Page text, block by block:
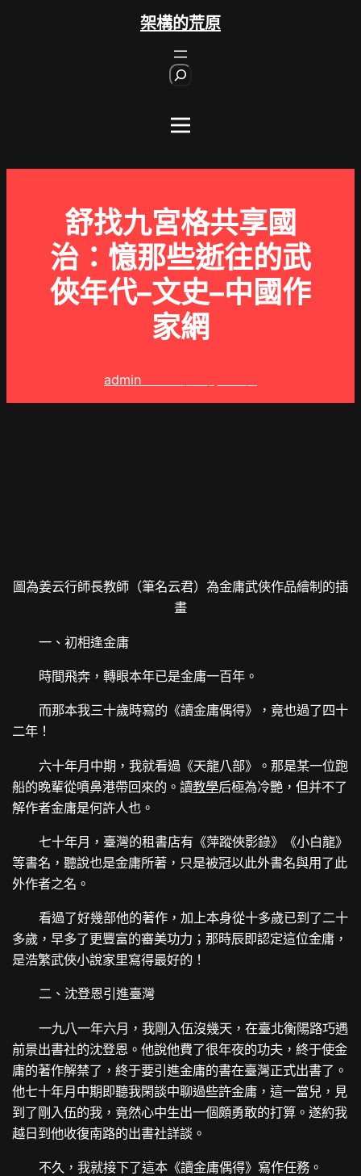
架構的荒原
舒找九宮格共享國
治：憶那些逝往的武
俠年代–文史–中國作
家網
admin
圖為姜云行師長教師（筆名云君）為金庸武俠作品繪制的插
畫
一、初相逢金庸
時間飛奔，轉眼本年已是金庸一百年。
而那本我三十歲時寫的《讀金庸偶得》，竟也過了四十
二年！
六十年月中期，我就看過《天龍八部》。那是某一位跑
船的晚輩從噴鼻港帶回來的。讀教學后極為冷艷，但并不了
解作者金庸是何許人也。
七十年月，臺灣的租書店有《萍蹤俠影錄》《小白龍》
等書名，聽說也是金庸所著，只是被冠以此外書名與用了此
外作者之名。
看過了好幾部他的著作，加上本身從十多歲已到了二十
多歲，早多了更豐富的審美功力；那時辰即認定這位金庸，
是浩繁武俠小說家里寫得最好的！
二、沈登恩引進臺灣
一九八一年六月，我剛入伍沒幾天，在臺北衡陽路巧遇
前景出書社的沈登恩。他說他費了很年夜的功夫，終于使金
庸的著作解禁了，終于要引進金庸的書在臺灣正式出書了。
他七十年月中期即聽我閑談中聊過些許金庸，這一當兒，見
到了剛入伍的我，竟然心中生出一個頗勇敢的打算。遂約我
越日到他收復南路的出書社詳談。
不久，我就接下了這本《讀金庸偶得》寫作任務。